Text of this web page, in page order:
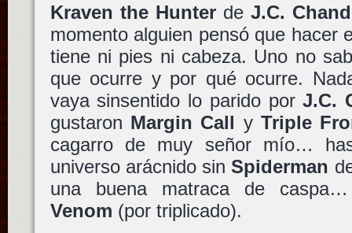
Kraven the Hunterde J.C.
momento alguien pensó que hacer
tiene ni pies ni cabeza. Uno no
que ocurre y por qué ocurre.
vaya sinsentido lo parido porJ.C.
gustaron Margin Call y Triple
cagarro de muy señor mío…
universo arácnido sinSpiderman
una buena matraca de
Venom (por triplicado).